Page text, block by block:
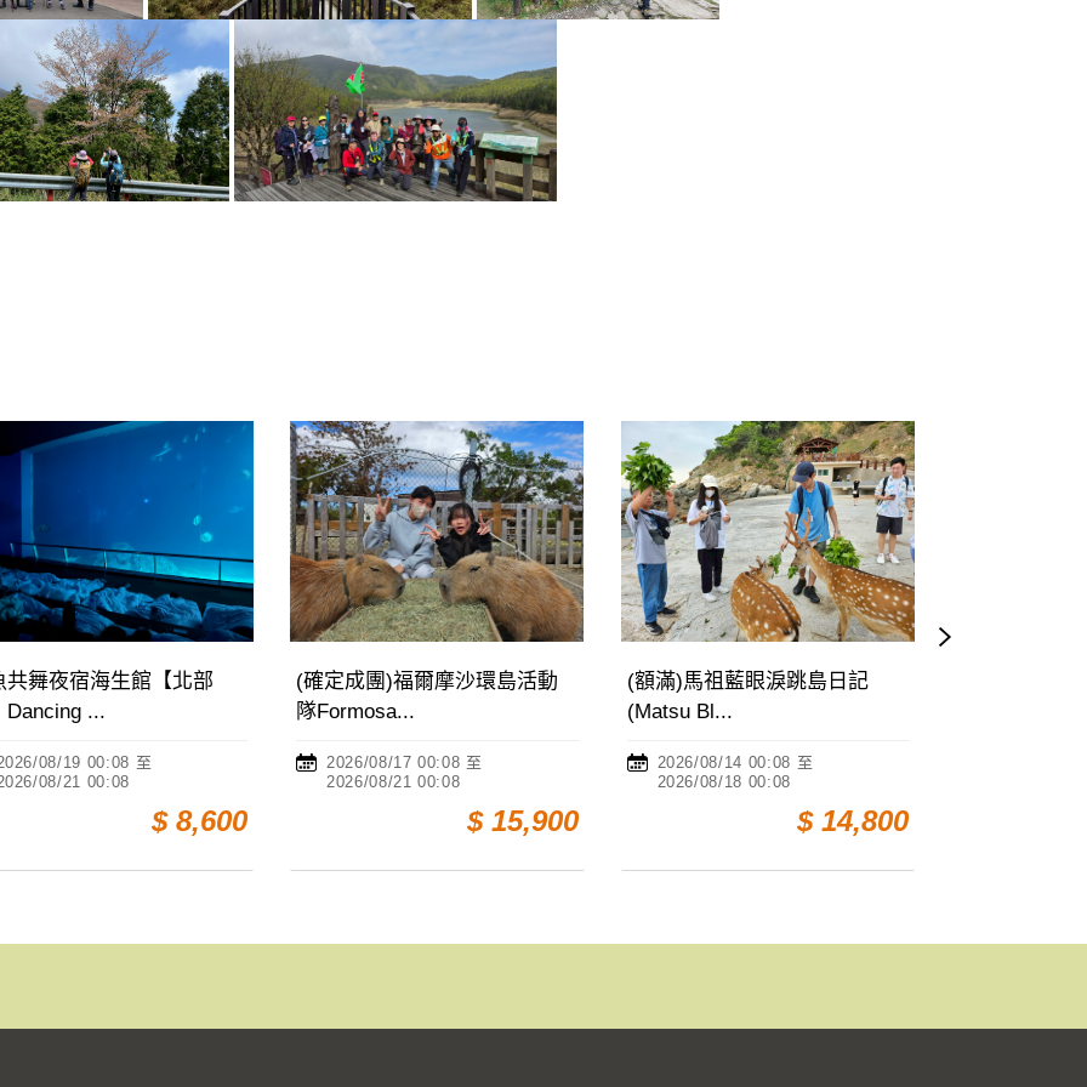
(確定成團)福爾摩沙環島活動
隊Formosa...
2026/08/17 00:08 至
2026/08/21 00:08
$ 15,900
(額滿)馬祖藍眼淚跳島日記
(Matsu Bl...
2026/08/14 00:08 至
2026/08/18 00:08
$ 14,800
小泰山山野體驗營Little
Taishan...
2026/08/26 00:08 至
2026/08/28 00:08
$ 6,800